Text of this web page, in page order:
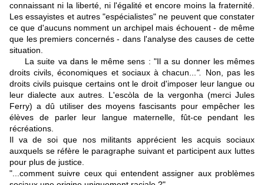
connaissant ni la liberté, ni l'égalité et encore moins la fraternité.
Les essayistes et autres "espécialistes" ne peuvent que constater
ce que d'aucuns nomment un archipel mais échouent - de même
que les premiers concernés - dans l'analyse des causes de cette
situation.
La suite va dans le même sens : "Il a su donner les mêmes
droits civils, économiques et sociaux à chacun... ". Non, pas les
droits civils puisque certains ont le droit d'imposer leur langue ou
leur dialecte aux autres. L'escòla de la vergonha (merci Jules
Ferry) a dû utiliser des moyens fascisants pour empêcher les
élèves de parler leur langue maternelle, fût-ce pendant les
récréations.
Il va de soi que nos militants apprécient les acquis sociaux
auxquels se réfère le paragraphe suivant et participent aux luttes
pour plus de justice.
"...comment suivre ceux qui entendent assigner aux problèmes